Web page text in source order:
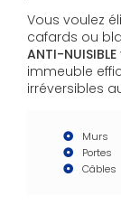
Vous voulez
cafards ou
ANTI-NUISIBLE
immeuble
irréversibles
Murs
Portes
Câbles